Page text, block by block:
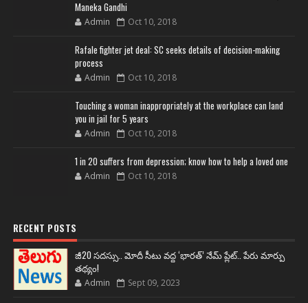
Maneka Gandhi
Admin Oct 10, 2018
Rafale fighter jet deal: SC seeks details of decision-making
process
Admin Oct 10, 2018
Touching a woman inappropriately at the workplace can land
you in jail for 5 years
Admin Oct 10, 2018
1 in 20 suffers from depression; know how to help a loved one
Admin Oct 10, 2018
RECENT POSTS
జీ20 సదస్సు.. మోదీ సీటు వద్ద ‘భారత్’ నేమ్ ప్లేట్‌.. పేరు మార్పు
తథ్యం!
Admin Sept 09, 2023